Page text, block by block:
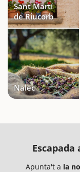
Sant Martí
de Riucorb
Nalec
Apunta't a la